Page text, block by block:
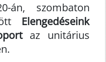
án, szombaton
Elengedéseink
az unitárius